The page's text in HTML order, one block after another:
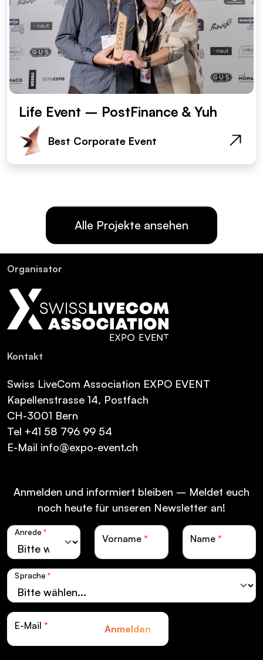
Life Event – PostFinance & Yuh
Best Corporate Event
Alle Projekte ansehen
Or­ga­ni­sa­tor
Kon­takt
Swiss LiveCom Association EXPO EVENT
Kapellenstrasse 14, Postfach
CH-3001 Bern
Tel +41 58 796 99 54
E-Mail info@expo-event.ch
Anmelden und informiert bleiben – Meldet euch
noch heute für unseren Newsletter an!
Anrede *
Vorname * Name *
Sprache *
E-Mail * Anmelden